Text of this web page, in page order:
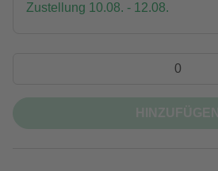
Zustellung 10.08. - 12.08.